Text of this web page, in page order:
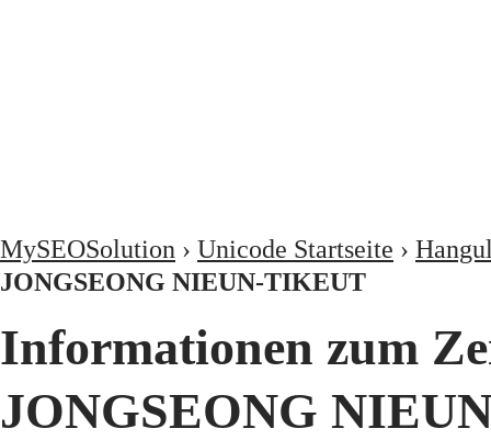
MySEOSolution › Unicode Startseite ›
JONGSEONG NIEUN-TIKEUT
Informationen zum
JONGSEONG